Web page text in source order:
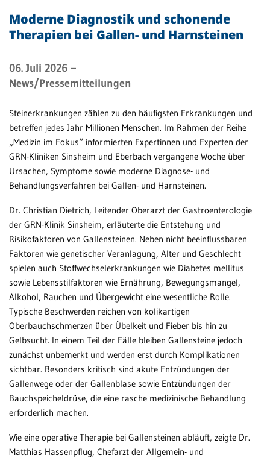
Veranstaltungen
Karriere
STANDORTE
Eberbach
Schwetzingen
Sinsheim
Weinheim
Moderne Diagnostik und schonende
Therapien bei Gallen- und Harnsteinen
06. Juli 2026 –
News/Pressemitteilungen
Steinerkrankungen zählen zu den häufigsten Erkrankungen und
betreffen jedes Jahr Millionen Menschen. Im Rahmen der Reihe
„Medizin im Fokus“ informierten Expertinnen und Experten der
GRN-Kliniken Sinsheim und Eberbach vergangene Woche über
Ursachen, Symptome sowie moderne Diagnose- und
Behandlungsverfahren bei Gallen- und Harnsteinen.
Dr. Christian Dietrich, Leitender Oberarzt der Gastroenterologie
der GRN-Klinik Sinsheim, erläuterte die Entstehung und
Risikofaktoren von Gallensteinen. Neben nicht beeinflussbaren
Faktoren wie genetischer Veranlagung, Alter und Geschlecht
spielen auch Stoffwechselerkrankungen wie Diabetes mellitus
sowie Lebensstilfaktoren wie Ernährung, Bewegungsmangel,
Alkohol, Rauchen und Übergewicht eine wesentliche Rolle.
Typische Beschwerden reichen von kolikartigen
Oberbauchschmerzen über Übelkeit und Fieber bis hin zu
Gelbsucht. In einem Teil der Fälle bleiben Gallensteine jedoch
zunächst unbemerkt und werden erst durch Komplikationen
sichtbar. Besonders kritisch sind akute Entzündungen der
Gallenwege oder der Gallenblase sowie Entzündungen der
Bauchspeicheldrüse, die eine rasche medizinische Behandlung
erforderlich machen.
Wie eine operative Therapie bei Gallensteinen abläuft, zeigte Dr.
Matthias Hassenpflug, Chefarzt der Allgemein- und